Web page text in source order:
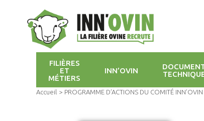
FILIÈRES
ET
MÉTIERS
INN’OVIN
Accueil > PROGRAMME D’ACTIONS DU COMITÉ